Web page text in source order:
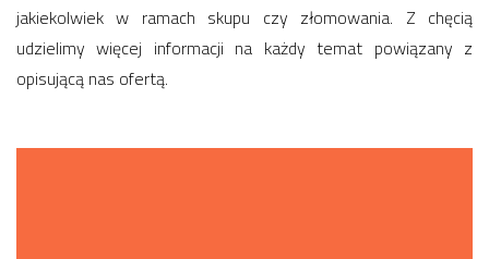
jakiekolwiek w ramach skupu czy złomowania. Z chęcią
udzielimy więcej informacji na każdy temat powiązany z
opisującą nas ofertą.